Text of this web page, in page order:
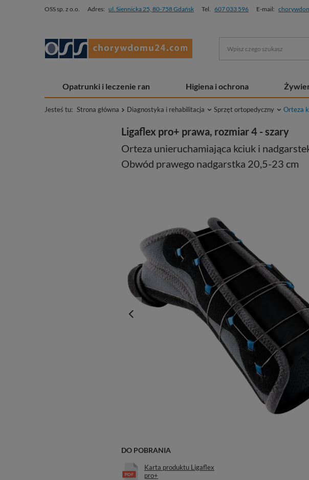
OSS sp. z o.o. Adres: ul. Siennicka 25, 80-758 Gdańsk Tel. 607 033 596 E-mail:
Opatrunki i leczenie ran Higiena i ochrona
Jesteś tu: Strona główna Diagnostyka i rehabilitacja Sprzęt ortopedyczny Orteza
Ligaflex pro+ prawa, rozmiar 4 - szary
Orteza unieruchamiająca kciuk i
Obwód prawego nadgarstka 20,5-23 cm
DO POBRANIA
Karta produktu Ligaflex
pro+